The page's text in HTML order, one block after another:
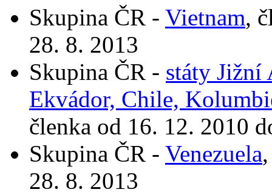
Skupina ČR - Vietnam,
28. 8. 2013
Skupina ČR - státy
Ekvádor, Chile,
členka od 16. 12. 2010
Skupina ČR - Venezuela
28. 8. 2013